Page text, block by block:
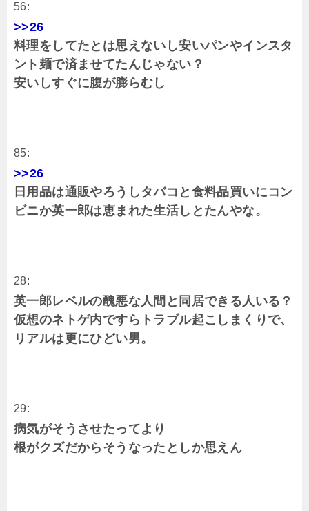
56:
>>26
料理をしてたとは思えないし安いパンやインスタ
ント麺で済ませてたんじゃない？
安いしすぐに腹が膨らむし
85:
>>26
日用品は通販やろうしタバコと食料品買いにコン
ビニか英一郎は恵まれた生活しとたんやな。
28:
英一郎レベルの醜悪な人間と同居できる人いる？
仮想のネトゲ内ですらトラブル起こしまくりで、
リアルは更にひどい男。
29:
病気がそうさせたってより
根がクズだからそうなったとしか思えん